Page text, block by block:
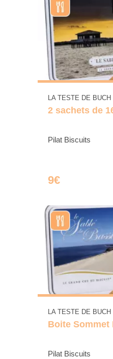
LA TESTE DE BUCH
2 sachets de
Pilat Biscuits
9€
LA TESTE DE BUCH
Boite Sommet
Pilat Biscuits